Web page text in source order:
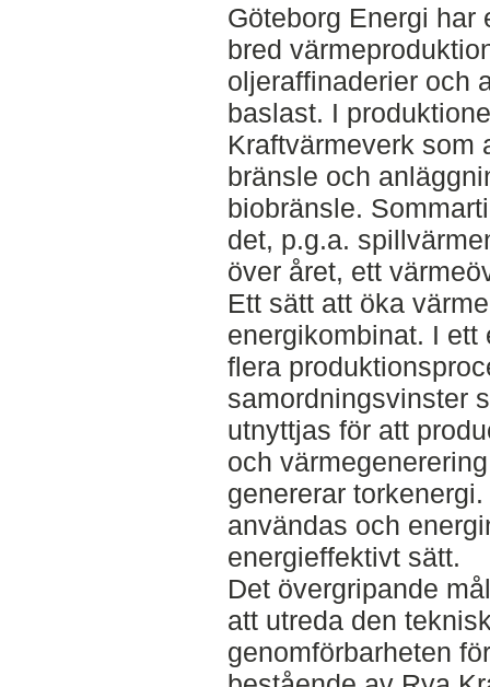
Göteborg Energi har
bred
oljeraffinaderier och
baslast. I
Kraftvärmeverk som
bränsle och
biobränsle.
det, p.g.a.
över året, ett
Ett sätt att öka
energikombinat. I ett
flera
samordningsvinster
utnyttjas för att
och
genererar
användas och
energieffektivt sätt.
Det övergripande
att utreda den
genomförbarheten